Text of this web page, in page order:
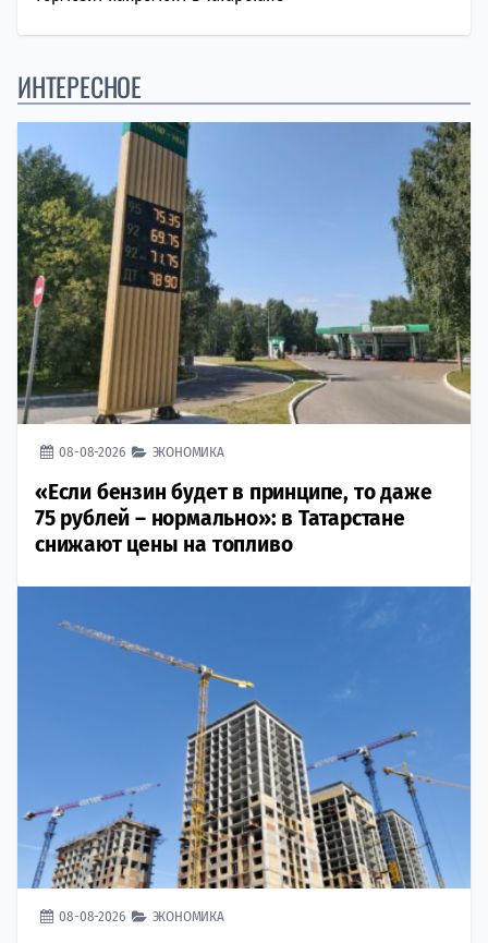
ИНТЕРЕСНОЕ
08-08-2026 ЭКОНОМИКА
«Если бензин будет в принципе, то даже
75 рублей – нормально»: в Татарстане
снижают цены на топливо
08-08-2026 ЭКОНОМИКА